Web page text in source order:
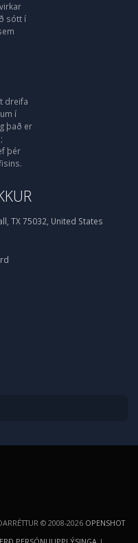
sótt í
dreifa
í
það er
þér
TX 75032, United States
© 2008-2026 OPENSHOT